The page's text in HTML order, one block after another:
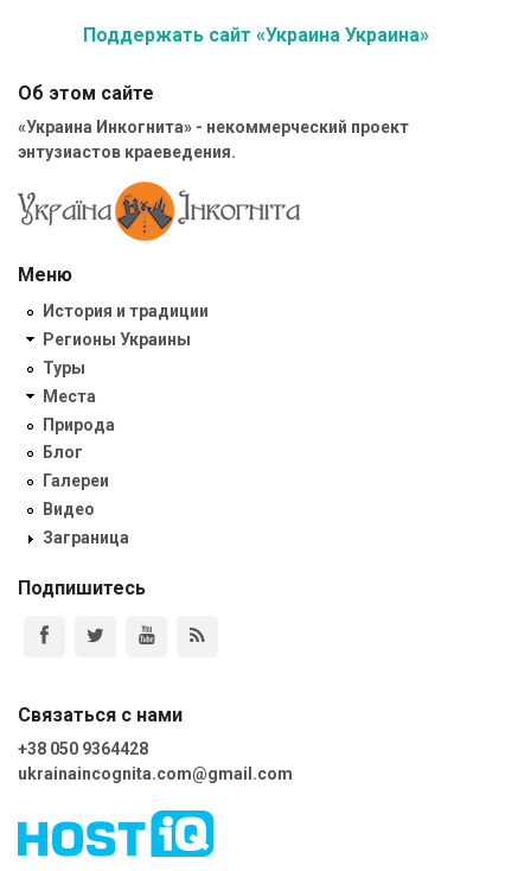
Поддержать сайт «Украина Украина»
Об этом сайте
«Украина Инкогнита» - некоммерческий проект
энтузиастов краеведения.
Меню
История и традиции
Регионы Украины
Туры
Места
Природа
Блог
Галереи
Видео
Заграница
Подпишитесь
Связаться с нами
+38 050 9364428
ukrainaincognita.com@gmail.com